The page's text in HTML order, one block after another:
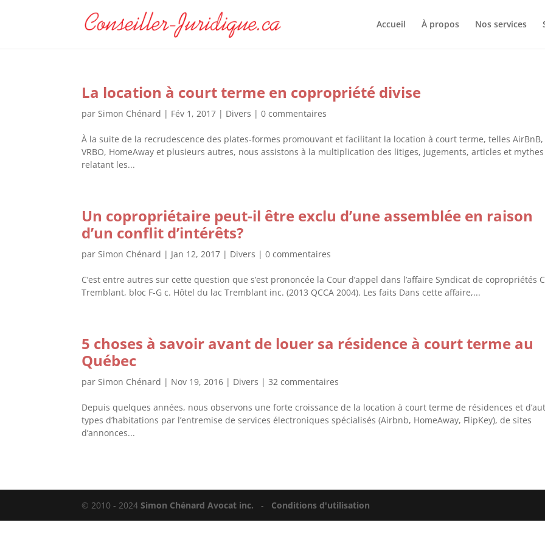
Accueil À propos Nos services
La location à court terme en copropriété divise
parSimon Chénard | Fév 1, 2017 | Divers |0 commentaires
À la suite de la recrudescence des plates-formes promouvant et facilitant la location à court terme, telles AirBnB,
VRBO, HomeAway et plusieurs autres, nous assistons à la multiplication des litiges, jugements, articles et mythes
relatant les...
Un copropriétaire peut-il être exclu d’une assemblée en raison
d’un conflit d’intérêts?
parSimon Chénard | Jan 12, 2017 | Divers |0 commentaires
C’est entre autres sur cette question que s’est prononcée la Cour d’appel dans l’affaire Syndicat de copropriétés
Tremblant, bloc F-G c. Hôtel du lac Tremblant inc. (2013 QCCA 2004). Les faits Dans cette affaire,...
5 choses à savoir avant de louer sa résidence à court terme au
Québec
parSimon Chénard | Nov 19, 2016 | Divers |32 commentaires
Depuis quelques années, nous observons une forte croissance de la location à court terme de résidences et
types d’habitations par l’entremise de services électroniques spécialisés (Airbnb, HomeAway, FlipKey), de sites
d’annonces...
© 2010 - 2024Simon Chénard Avocat inc. - Conditions d'utilisation